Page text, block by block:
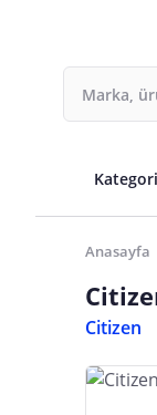
Anasayfa
Citizen